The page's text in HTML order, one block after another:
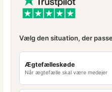
Vælg den situation, der
Ægtefælleskøde
Når ægtefælle skal være medejer